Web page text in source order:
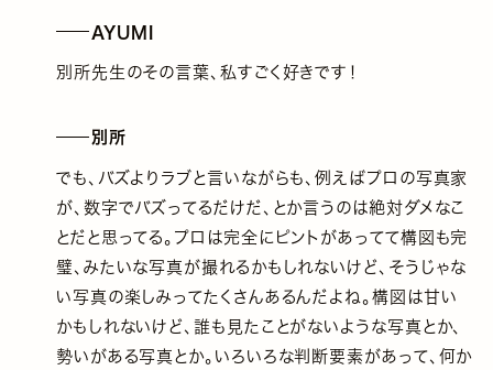
AYUMI
別所先生のその言葉、私すごく好きです！
別所
でも、バズよりラブと言いながらも、例えばプロの写真家
が、数字でバズってるだけだ、とか言うのは絶対ダメなこ
とだと思ってる。プロは完全にピントがあってて構図も完
璧、みたいな写真が撮れるかもしれないけど、そうじゃな
い写真の楽しみってたくさんあるんだよね。構図は甘い
かもしれないけど、誰も見たことがないような写真とか、
勢いがある写真とか。いろいろな判断要素があって、何か